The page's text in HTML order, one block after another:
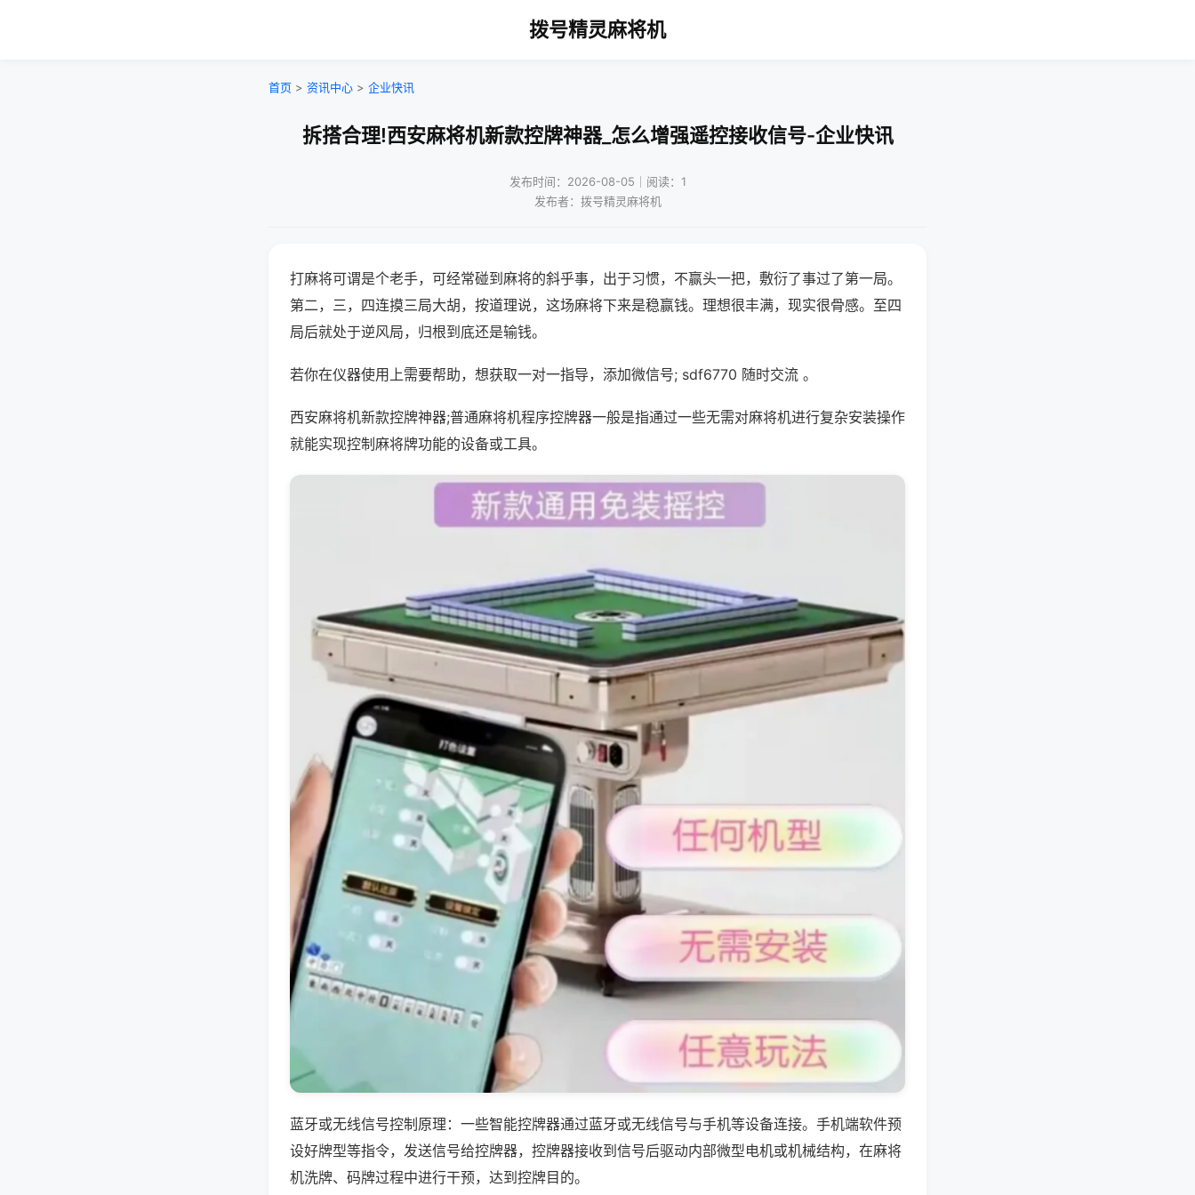
拨号精灵麻将机
首页 > 资讯中心 > 企业快讯
拆搭合理!西安麻将机新款控牌神器_怎么增强遥控接收信号-企业快讯
发布时间：2026-08-05｜阅读：1
发布者：拨号精灵麻将机
打麻将可谓是个老手，可经常碰到麻将的斜乎事，出于习惯，不赢头一把，敷衍了事过了第一局。
第二，三，四连摸三局大胡，按道理说，这场麻将下来是稳赢钱。理想很丰满，现实很骨感。至四
局后就处于逆风局，归根到底还是输钱。
若你在仪器使用上需要帮助，想获取一对一指导，添加微信号; sdf6770 随时交流 。
西安麻将机新款控牌神器;普通麻将机程序控牌器一般是指通过一些无需对麻将机进行复杂安装操作
就能实现控制麻将牌功能的设备或工具。
蓝牙或无线信号控制原理：一些智能控牌器通过蓝牙或无线信号与手机等设备连接。手机端软件预
设好牌型等指令，发送信号给控牌器，控牌器接收到信号后驱动内部微型电机或机械结构，在麻将
机洗牌、码牌过程中进行干预，达到控牌目的。